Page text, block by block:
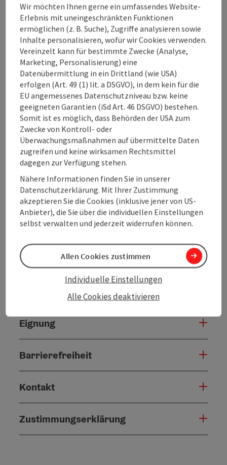
Vom Ortszentrum über den Götzenberg wandern Sie
in die Ortschaft Dobl vorbei am ersten Kopfinger
"Industriegebiet - der mächtige Tiefenbach lieferte
die erforderliche Energie für Sägewerk, Mühlen,
Bäckerei und Schmiede. Am Weg von Ruholding nach
Beharding lädt eine Bank mit herrlichem Ausblick ins
Alpenvorland zum Verweilen ein. In Leithen befindet
sich der Eingang in die wildromantische Schlucht des
Tiefenbaches zum Lichthäusl. Hier befand sich das
erste Kopfinger Elektrizitätswerk - moosbedeckte
Reste der ehemaligen Staumauer sind noch
vorhanden. Anstieg durch den Hochwald des
"Strahberi" nach Kopfingerdorf und zurück zum
Ortszentrum.
Tour und Routeninformationen
An der Strecke
Anreise/Lage
Eignung
Barrierefreiheit
Kontakt
Zustimmungserklärung
Wir möchten Ihnen gerne ein umfassendes Website-
Erlebnis mit uneingeschränkten Funktionen
ermöglichen (z. B. Suche), Zugriffe analysieren sowie
Inhalte personalisieren, wofür wir Cookies verwenden.
Vereinzelt kann für bestimmte Zwecke (Analyse,
Marketing, Personalisierung) eine
Datenübermittlung in ein Drittland (wie USA)
erfolgen (Art. 49 (1) lit. a DSGVO), in dem kein für die
EU angemessenes Datenschutzniveau bzw. keine
geeigneten Garantien (iSd Art. 46 DSGVO) bestehen.
Somit ist es möglich, dass Behörden der USA zum
Zwecke von Kontroll- oder
Überwachungsmaßnahmen auf übermittelte Daten
zugreifen und keine wirksamen Rechtsmittel
dagegen zur Verfügung stehen.
Nähere Informationen finden Sie in unserer
Datenschutzerklärung. Mit Ihrer Zustimmung
akzeptieren Sie die Cookies (inklusive jener von US-
Anbieter), die Sie über die individuellen Einstellungen
selbst verwalten und jederzeit widerrufen können.
Alle Cookies deaktivieren
Individuelle Einstellungen
Allen Cookies zustimmen